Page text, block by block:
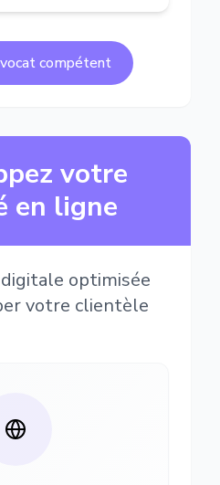
compétent
votre
en ligne
optimisée
votre clientèle